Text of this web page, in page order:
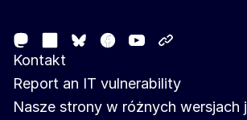
MastodonLinkedIn
Bluesky
Facebook
Youtube
Kontakt
Report an IT vulnerability
Nasze strony w różnych wersjach